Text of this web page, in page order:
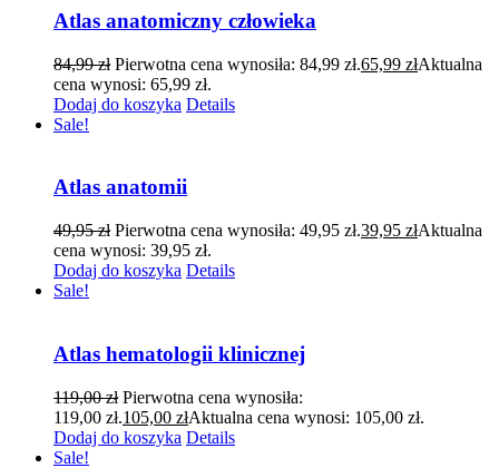
Atlas anatomiczny człowieka
84,99zł Pierwotna cena wynosiła: 84,99 zł.65,99 złAktualna
cena wynosi: 65,99 zł.
Dodaj do koszyka Details
Sale!
Atlas anatomii
49,95zł Pierwotna cena wynosiła: 49,95 zł.39,95 złAktualna
cena wynosi: 39,95 zł.
Dodaj do koszyka Details
Sale!
Atlas hematologii klinicznej
119,00zł Pierwotna cena wynosiła:
119,00 zł.105,00 złAktualna cena wynosi: 105,00 zł.
Dodaj do koszyka Details
Sale!